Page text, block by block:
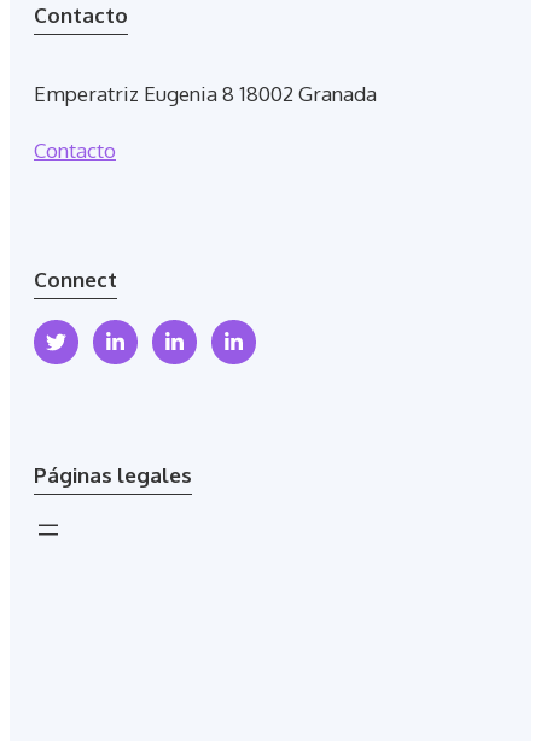
Contacto
Emperatriz Eugenia 8 18002 Granada
Contacto
Connect
Páginas legales